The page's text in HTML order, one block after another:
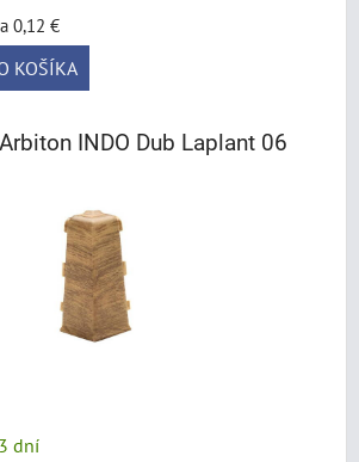
0,12 €
KOŠÍKA
INDO Dub Laplant 06
dní